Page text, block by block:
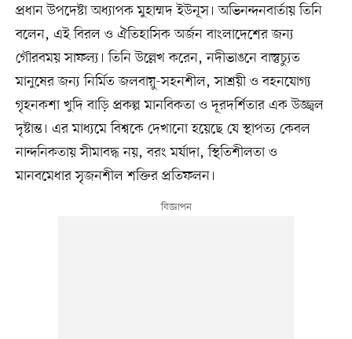
প্রধান উপদেষ্টা অধ্যাপক মুহাম্মদ ইউনূস। অভিনন্দনবার্তায় তিনি
বলেন, এই বিরল ও ঐতিহাসিক অর্জন বাংলাদেশের জন্য
গৌরবময় সাফল্য। তিনি উল্লেখ করেন, নদীভাঙনে বাস্তুচ্যুত
মানুষের জন্য নির্মিত জলবায়ু-সহনশীল, সাশ্রয়ী ও বহনযোগ্য
গৃহনকশা খুদি বাড়ি প্রকল্প মানবিকতা ও দূরদর্শিতার এক উজ্জ্বল
দৃষ্টান্ত। এর মাধ্যমে বিশ্বকে দেখানো হয়েছে যে স্থাপত্য কেবল
নান্দনিকতায় সীমাবদ্ধ নয়, বরং মর্যাদা, স্থিতিশীলতা ও
মানবমেধার সৃজনশীল শক্তির প্রতিফলন।